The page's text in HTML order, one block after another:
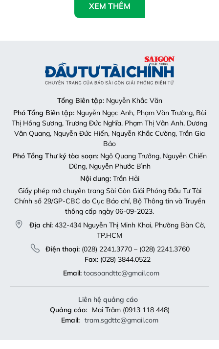
XEM THÊM
Tổng Biên tập: Nguyễn Khắc Văn
Phó Tổng Biên tập:Nguyễn Ngọc Anh, Phạm Văn Trường, Bùi
Thị Hồng Sương, Trương Đức Nghĩa, Phạm Thị Vân Anh, Dương
Văn Quang, Nguyễn Đức Hiển, Nguyễn Khắc Cường, Trần Gia
Bảo
Phó Tổng Thư ký tòa soạn:Ngô Quang Trưởng, Nguyễn Chiến
Dũng, Nguyễn Phước Bình
Nội dung:Trần Hải
Giấy phép mở chuyên trang Sài Gòn Giải Phóng Đầu Tư Tài
Chính số 29/GP-CBC do Cục Báo chí, Bộ Thông tin và Truyền
thông cấp ngày 06-09-2023.
Địa chỉ: 432-434 Nguyễn Thị Minh Khai, Phường Bàn Cờ,
TP.HCM
Điện thoại:(028) 2241.3770 – (028) 2241.3760
Fax:(028) 3844.0522
Email: toasoandttc@gmail.com
Liên hệ quảng cáo
Quảng cáo:
Mai Trâm (0913 118 448)
Email: tram.sgdttc@gmail.com